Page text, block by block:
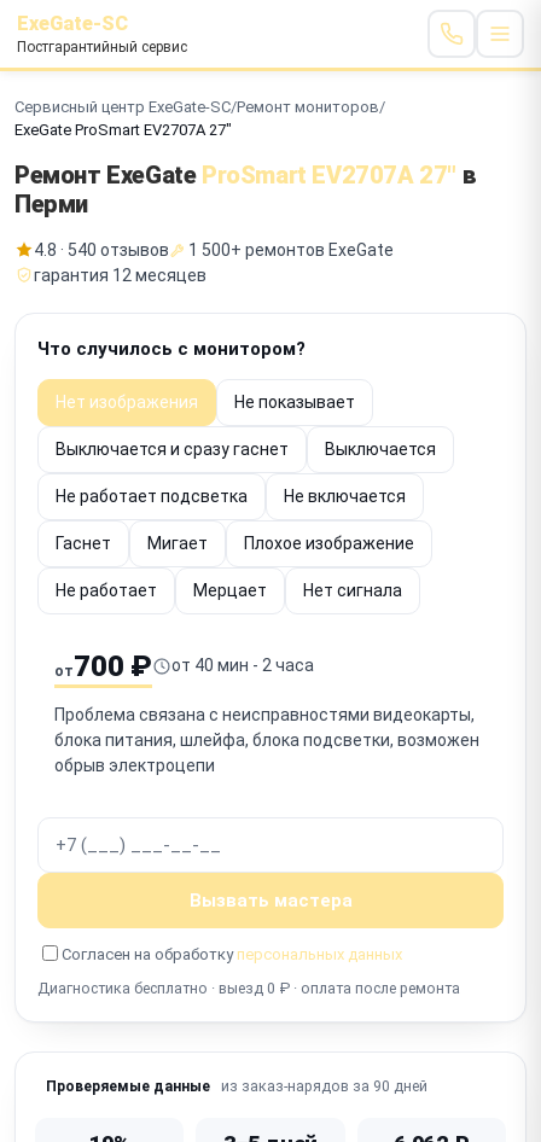
ExeGate-SC
Постгарантийный сервис
Сервисный центр ExeGate-SC/Ремонт мониторов/
ExeGate ProSmart EV2707A 27"
Ремонт ExeGate ProSmart EV2707A 27" в
Перми
4.8 · 540 отзывов
1 500+ ремонтов ExeGate
гарантия 12 месяцев
Что случилось с монитором?
Нет изображения Не показывает
Выключается и сразу гаснет Выключается
Не работает подсветка Не включается
Гаснет Мигает Плохое изображение
Не работает Мерцает Нет сигнала
от700 ₽ от 40 мин - 2 часа
Проблема связана с неисправностями видеокарты,
блока питания, шлейфа, блока подсветки, возможен
обрыв электроцепи
Вызвать мастера
Согласен на обработку персональных данных
Диагностика бесплатно · выезд 0 ₽ · оплата после ремонта
Проверяемые данные из заказ-нарядов за 90 дней